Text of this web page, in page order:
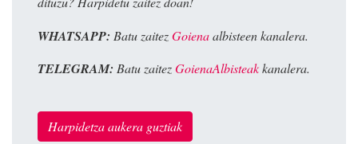
WHATSAPP: Batu zaitezGoienaalbisteen kanalera.
TELEGRAM: Batu zaitezGoienaAlbisteakkanalera.
Harpidetza aukera guztiak